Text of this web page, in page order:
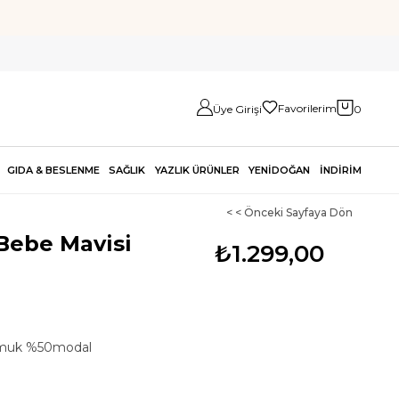
Üye Girişi Favorilerim 0
GIDA & BESLENME SAĞLIK YAZLIK ÜRÜNLER YENİDOĞAN İNDİRİM
< < Önceki Sayfaya Dön
₺1.299,00
Mavisi
%50modal